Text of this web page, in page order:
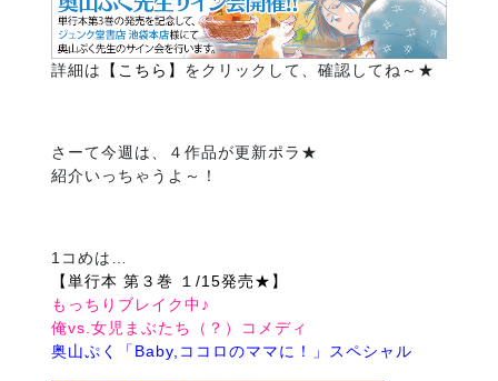
詳細は 【こちら】 をクリックして、確認してね～★
さーて今週は、４作品が更新ポラ★
紹介いっちゃうよ～！
1コめは…
【単行本 第３巻 １/15発売★】
もっちりブレイク中♪
俺vs.女児まぶたち（？）コメディ
奥山ぷく「Baby,ココロのママに！」スペシャル